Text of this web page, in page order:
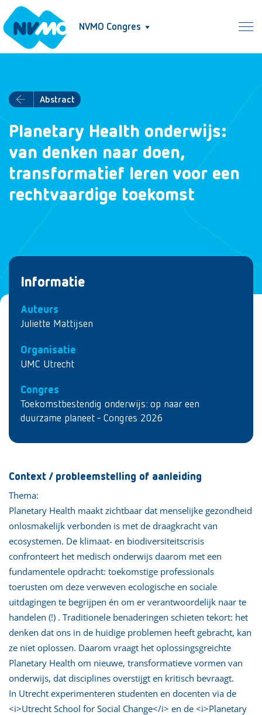
NVMO Congres
Abstract
Planetary Health onderwijs:
van denken naar doen,
transformatief leren voor een
rechtvaardige toekomst
Informatie
Auteurs
Juliette Mattijsen
Organisatie
UMC Utrecht
Congres
Toekomstbestendig onderwijs: op naar een
duurzame planeet - Congres 2026
Context / probleemstelling of aanleiding
Thema:
Planetary Health maakt zichtbaar dat menselijke gezondheid
onlosmakelijk verbonden is met de draagkracht van
ecosystemen. De klimaat- en biodiversiteitscrisis
confronteert het medisch onderwijs daarom met een
fundamentele opdracht: toekomstige professionals
toerusten om deze verweven ecologische en sociale
uitdagingen te begrijpen én om er verantwoordelijk naar te
handelen (!) . Traditionele benaderingen schieten tekort: het
denken dat ons in de huidige problemen heeft gebracht, kan
ze niet oplossen. Daarom vraagt het oplossingsgreichte
Planetary Health om nieuwe, transformatieve vormen van
onderwijs, dat disciplines overstijgt en kritisch bevraagt.
In Utrecht experimenteren studenten en docenten via de
<i>Utrecht School for Social Change</i> en de <i>Planetary